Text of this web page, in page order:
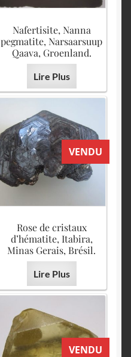
Nafertisite, Nanna
pegmatite, Narsaarsuup
Qaava, Groenland.
Lire Plus
VENDU
Rose de cristaux
d’hématite, Itabira,
Minas Gerais, Brésil.
Lire Plus
VENDU